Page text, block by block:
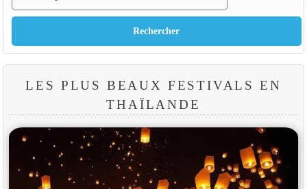
LES PLUS BEAUX FESTIVALS EN
THAÏLANDE